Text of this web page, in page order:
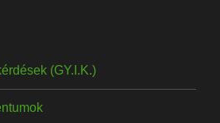
(GY.I.K.)